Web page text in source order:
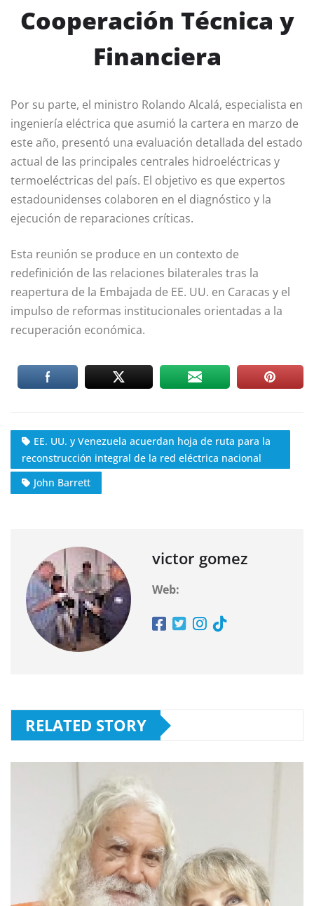
Cooperación Técnica y
Financiera
Por su parte, el ministro Rolando Alcalá, especialista en
ingeniería eléctrica que asumió la cartera en marzo de
este año, presentó una evaluación detallada del estado
actual de las principales centrales hidroeléctricas y
termoeléctricas del país. El objetivo es que expertos
estadounidenses colaboren en el diagnóstico y la
ejecución de reparaciones críticas.
Esta reunión se produce en un contexto de
redefinición de las relaciones bilaterales tras la
reapertura de la Embajada de EE. UU. en Caracas y el
impulso de reformas institucionales orientadas a la
recuperación económica.
EE. UU. y Venezuela acuerdan hoja de ruta para la
reconstrucción integral de la red eléctrica nacional
John Barrett
victor gomez
Web:
RELATED STORY